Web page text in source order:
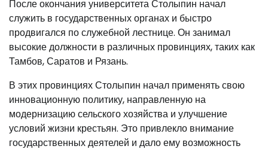
После окончания университета Столыпин начал
служить в государственных органах и быстро
продвигался по служебной лестнице. Он занимал
высокие должности в различных провинциях, таких как
Тамбов, Саратов и Рязань.
В этих провинциях Столыпин начал применять свою
инновационную политику, направленную на
модернизацию сельского хозяйства и улучшение
условий жизни крестьян. Это привлекло внимание
государственных деятелей и дало ему возможность